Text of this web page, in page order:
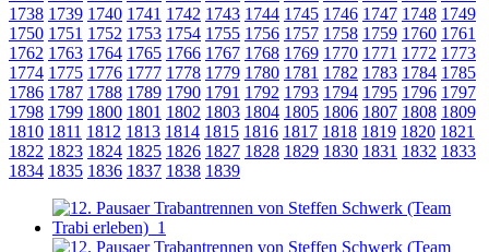
1738 1739 1740 1741 1742 1743 1744 1745 1746 1747 1748 1749
1750 1751 1752 1753 1754 1755 1756 1757 1758 1759 1760 1761
1762 1763 1764 1765 1766 1767 1768 1769 1770 1771 1772 1773
1774 1775 1776 1777 1778 1779 1780 1781 1782 1783 1784 1785
1786 1787 1788 1789 1790 1791 1792 1793 1794 1795 1796 1797
1798 1799 1800 1801 1802 1803 1804 1805 1806 1807 1808 1809
1810 1811 1812 1813 1814 1815 1816 1817 1818 1819 1820 1821
1822 1823 1824 1825 1826 1827 1828 1829 1830 1831 1832 1833
1834 1835 1836 1837 1838 1839